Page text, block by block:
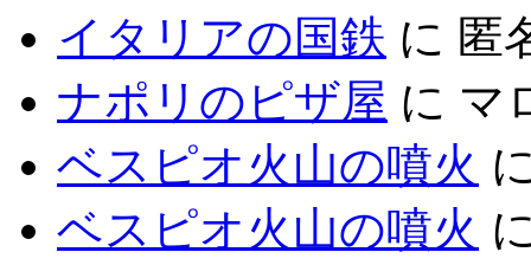
イタリアの国鉄 に 匿
ナポリのピザ屋 に マ
ベスピオ火山の噴火
ベスピオ火山の噴火